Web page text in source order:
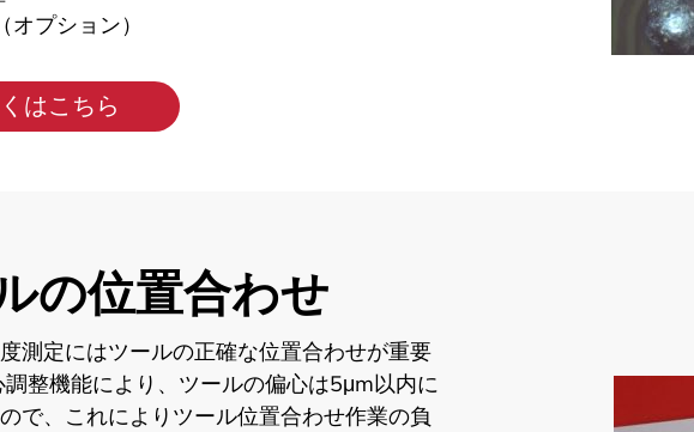
オプション）
はこちら
の位置合わせ
測定にはツールの正確な位置合わせが重要
調整機能により、ツールの偏心は5μm以内に
で、これによりツール位置合わせ作業の負